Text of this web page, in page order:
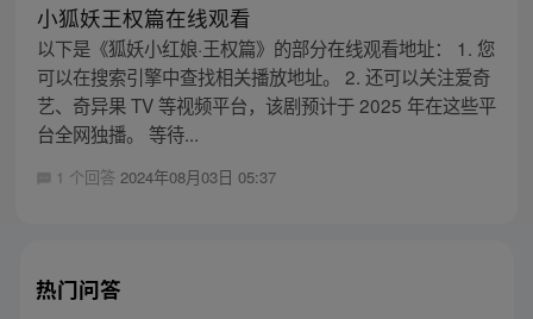
小狐妖王权篇在线观看
以下是《狐妖小红娘·王权篇》的部分在线观看地址： 1. 您
可以在搜索引擎中查找相关播放地址。 2. 还可以关注爱奇
艺、奇异果 TV 等视频平台，该剧预计于 2025 年在这些平
台全网独播。 等待...
1 个回答 2024年08月03日 05:37
热门问答